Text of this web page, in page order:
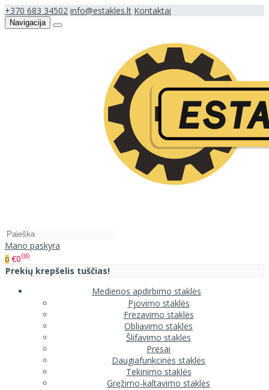
+370 683 34502 info@estakles.lt Kontaktai
Navigacija
Mano paskyra
0 €000
Prekių krepšelis tuščias!
Medienos apdirbimo staklės
Pjovimo staklės
Frezavimo staklės
Obliavimo staklės
Šlifavimo staklės
Presai
Daugiafunkcinės staklės
Tekinimo staklės
Gręžimo-kaltavimo staklės